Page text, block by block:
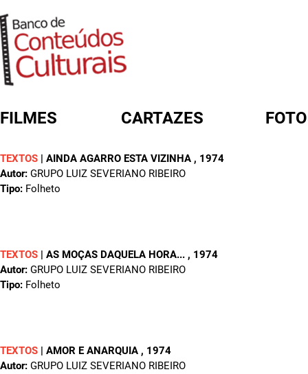
FILMES CARTAZES
TEXTOS | AINDA AGARRO ESTA VIZINHA , 1974
Autor: GRUPO LUIZ SEVERIANO RIBEIRO
Tipo: Folheto
TEXTOS | AS MOÇAS DAQUELA HORA... , 1974
Autor: GRUPO LUIZ SEVERIANO RIBEIRO
Tipo: Folheto
TEXTOS | AMOR E ANARQUIA , 1974
Autor: GRUPO LUIZ SEVERIANO RIBEIRO
FORMULÁRIO DE BUSCA